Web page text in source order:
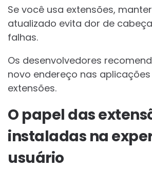
Se você usa extensões,
atualizado evita dor de
falhas.
Os desenvolvedores
novo endereço nas
extensões.
O papel das
instaladas na
usuário